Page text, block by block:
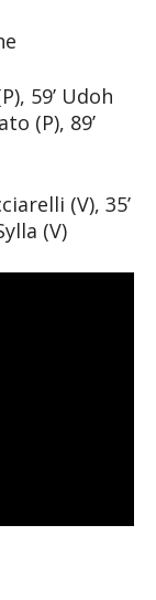
59’ Udoh
(P), 89’
(V), 35’
(V)